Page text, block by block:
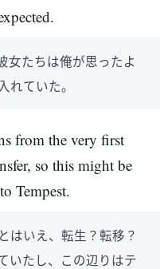
女たちは俺が思ったよ
れていた。
from the very first
so this might be
Tempest.
はいえ、転生？転移？
いたし、この辺りはテ